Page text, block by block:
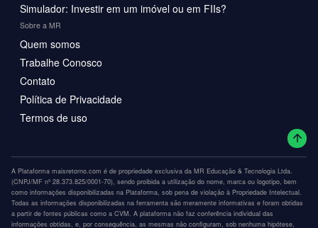
Simulador: Investir em um imóvel ou em FIIs?
Sobre a MR
Quem somos
Trabalhe Conosco
Contato
Política de Privacidade
Termos de uso
A Plataforma maisretorno.com é de propriedade exclusiva da MR Educação & Tecnologia Ltda.
(CNPJ/MF nº 28.373.825/0001-70), sendo proibida a utilização do nome, marca ou logotipo, bem
como informações disponibilizadas na Plataforma, sob pena de violação à Propriedade Intelectual.
Todas as informações disponibilizadas na ferramenta são meramente informativas e foram obtidas
a partir de fontes públicas como a CVM. A plataforma não faz conferência individual das
informações obtidas, e, por consequência, as mesmas não configuram, sob nenhuma hipótese,